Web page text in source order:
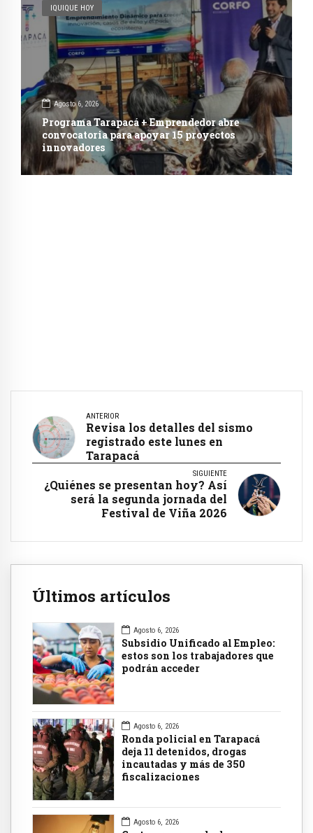
IQUIQUE HOY
Agosto 6, 2026
Programa Tarapacá + Emprendedor abre
convocatoria para apoyar 15 proyectos
innovadores
ANTERIOR
Revisa los detalles del sismo
registrado este lunes en
Tarapacá
SIGUIENTE
¿Quiénes se presentan hoy? Así
será la segunda jornada del
Festival de Viña 2026
Últimos artículos
Agosto 6, 2026
Subsidio Unificado al Empleo:
estos son los trabajadores que
podrán acceder
Agosto 6, 2026
Ronda policial en Tarapacá
deja 11 detenidos, drogas
incautadas y más de 350
fiscalizaciones
Agosto 6, 2026